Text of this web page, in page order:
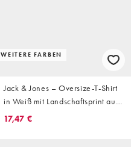
WEITERE FARBEN
Jack & Jones – Oversize-T-Shirt
in Weiß mit Landschaftsprint auf
dem Rücken
17,47 €